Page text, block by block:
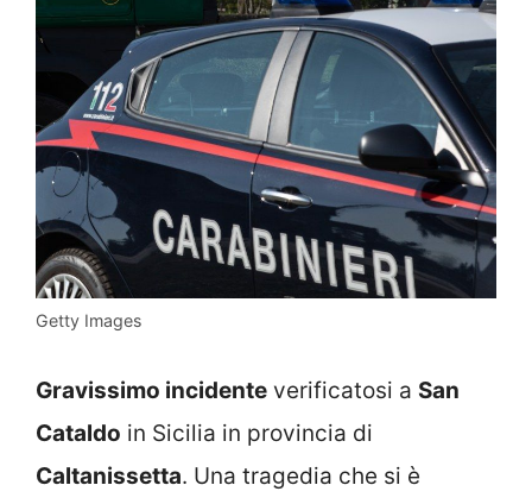
Getty Images
Gravissimo incidente verificatosi a San
Cataldo in Sicilia in provincia di
Caltanissetta. Una tragedia che si è